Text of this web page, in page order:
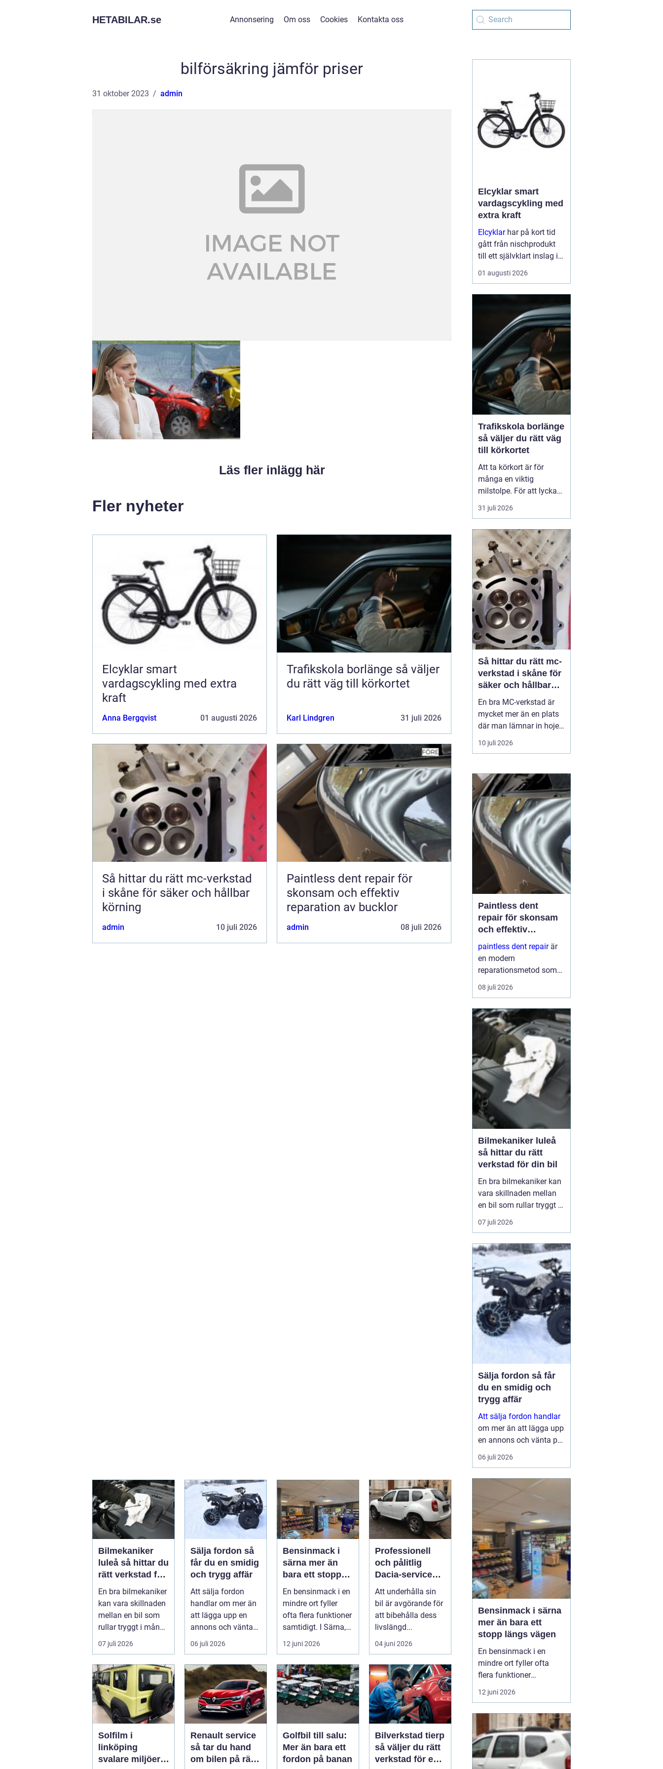
HETABILAR.se Annonsering Om oss Cookies Kontakta oss
bilförsäkring jämför priser
31 oktober 2023 admin
Läs fler inlägg här
Fler nyheter
Elcyklar smart
vardagscykling med extra
kraft
Anna Bergqvist 01 augusti 2026
Trafikskola borlänge så väljer
du rätt väg till körkortet
Karl Lindgren 31 juli 2026
Så hittar du rätt mc-verkstad
i skåne för säker och hållbar
körning
admin 10 juli 2026
Paintless dent repair för
skonsam och effektiv
reparation av bucklor
admin 08 juli 2026
Bilmekaniker
luleå så hittar du
rätt verkstad för
din bil
En bra bilmekaniker
kan vara skillnaden
mellan en bil som
rullar tryggt i många
år och
07 juli 2026
Sälja fordon så
får du en smidig
och trygg affär
Att sälja fordon
handlar om mer än
att lägga upp en
annons och vänta
på svar. Många vill
06 juli 2026
Bensinmack i
särna mer än
bara ett stopp
längs vägen
En bensinmack i en
mindre ort fyller
ofta flera funktioner
samtidigt. I Särna,
mitt i norra
12 juni 2026
Professionell
och pålitlig
Dacia-service
för din bil
Att underhålla sin
bil är avgörande för
att bibehålla dess
livslängd...
04 juni 2026
Solfilm i
linköping
svalare miljöer,
Renault service
så tar du hand
om bilen på rätt
Golfbil till salu:
Mer än bara ett
fordon på banan
Bilverkstad tierp
så väljer du rätt
verkstad för en
Elcyklar smart
vardagscykling med
extra kraft
Elcyklarhar på kort tid
gått från nischprodukt
till ett självklart inslag i
många städer och
samhällen.
elassistans gör det
enklare att välja cykeln i
01 augusti 2026
Trafikskola borlänge
så väljer du rätt väg
till körkortet
Att ta körkort är för
många en viktig
milstolpe. För att lyckas
på ett tryggt och
effektivt sätt spelar valet
Den som söker en
Trafikskola Borlänge
möter i dag många
alternativ, med a...
31 juli 2026
Så hittar du rätt mc-
verkstad i skåne för
säker och hållbar
körning
En bra MC-verkstad är
mycket mer än en plats
där man lämnar in hojen
när något går sönder.
För många förare i
trygghet, säkerhet och
körglädje under lång tid
framöver. En
genomtänkt serviceplan
förlänger livslängden på
motorcykel...
10 juli 2026
Paintless dent
repair för skonsam
och effektiv
reparation av
bucklor
paintless dent repairär
en modern
reparationsmetod som
används för att ta bort
bucklor i bilplåt utan att
har blivit mycket populär
i sverige eftersom den
kombinerar
hantverksskickl...
08 juli 2026
Bilmekaniker luleå
så hittar du rätt
verkstad för din bil
En bra bilmekaniker kan
vara skillnaden mellan
en bil som rullar tryggt i
många år och
återkommande problem
I Luleå finns många
verkstäder att välja på,
men hur vet du
egentligen vem som gör
ett bra jobb, håller vad
de lova...
07 juli 2026
Sälja fordon så får
du en smidig och
trygg affär
Att sälja fordon handlar
om mer än att lägga upp
en annons och vänta på
svar. Många vill få en
bra peng för bilen,
snöskotern, men lika
viktigt är en säker affär,
snabb betalning oc...
06 juli 2026
Bensinmack i särna
mer än bara ett
stopp längs vägen
En bensinmack i en
mindre ort fyller ofta
flera funktioner
samtidigt. I Särna, mitt i
norra Dalarna, blir
knutpunkt för både
ortsbor och
genomresande. Här
handlar det om mer än
12 juni 2026